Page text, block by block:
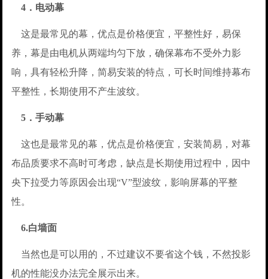
4．电动幕
这是最常见的幕，优点是价格便宜，平整性好，易保
养，幕是由电机从两端均匀下放，确保幕布不受外力影
响，具有轻松升降，简易安装的特点，可长时间维持幕布
平整性，长期使用不产生波纹。
5．手动幕
这也是最常见的幕，优点是价格便宜，安装简易，对幕
布品质要求不高时可考虑，缺点是长期使用过程中，因中
央下拉受力等原因会出现“V”型波纹，影响屏幕的平整
性。
6.白墙面
当然也是可以用的，不过建议不要省这个钱，不然投影
机的性能没办法完全展示出来。